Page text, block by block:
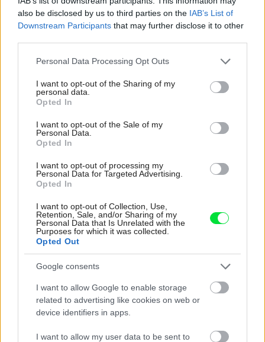
also be disclosed by us to third parties on the IAB’s List of
Downstream Participants that may further disclose it to other
Please note that this website/app uses one or more Google
not limited to your visit or usage behaviour. You may click to
grant or deny consent to Google and its third-party tags to
use your data for below specified purposes in below Google
consent section.
Personal Data Processing Opt Outs
I want to opt-out of the Sharing of my
personal data.
Opted In
I want to opt-out of the Sale of my
Personal Data.
Opted In
I want to opt-out of processing my
Personal Data for Targeted Advertising.
Opted In
I want to opt-out of Collection, Use,
Retention, Sale, and/or Sharing of my
Personal Data that Is Unrelated with the
Purposes for which it was collected.
Opted Out
Google consents
I want to allow Google to enable storage
related to advertising like cookies on web or
device identifiers in apps.
I want to allow my user data to be sent to
Re: Toto je najväčší mýtus pri ošetrení dreva a môže vás
vyjsť draho. Ako ho ochrániť pred hnitím a škodcami?
clovek by cakal ze vysusene drahe drevo bolo predtym naparovane aby
Najnovšie časopisy
Môj dom 07-08/2026